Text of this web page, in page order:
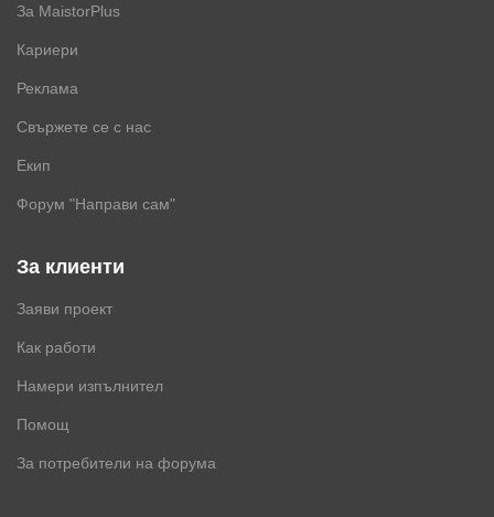
За MaistorPlus
Кариери
Реклама
Свържете се с нас
Екип
Форум "Направи сам"
За клиенти
Заяви проект
Как работи
Намери изпълнител
Помощ
За потребители на форума